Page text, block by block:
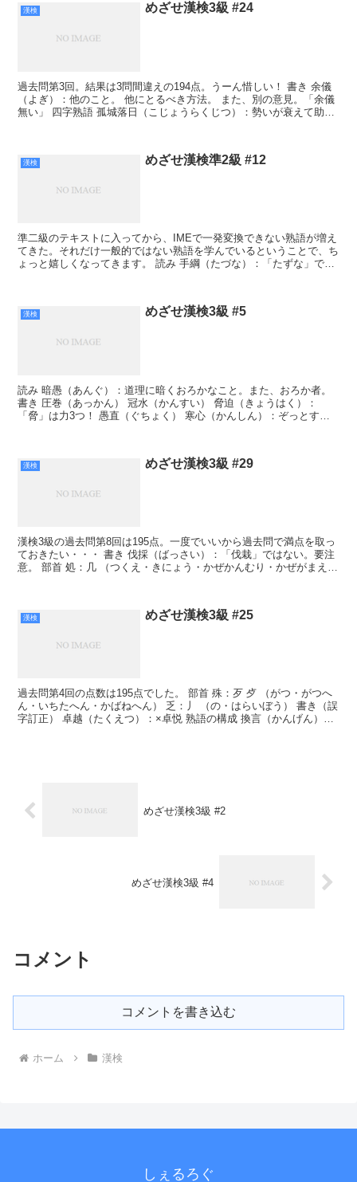
漢検 めざせ漢検3級 #24
過去問第3回。結果は3問間違えの194点。うーん惜しい！ 書き 余儀
（よぎ）：他のこと。 他にとるべき方法。 また、別の意見。「余儀
無い」 四字熟語 孤城落日（こじょうらくじつ）：勢いが衰えて助け
漢検 めざせ漢検準2級 #12
準二級のテキストに入ってから、IMEで一発変換できない熟語が増え
てきた。それだけ一般的ではない熟語を学んでいるということで、ち
ょっと嬉しくなってきます。 読み 手綱（たづな）：「たずな」では
漢検 めざせ漢検3級 #5
読み 暗愚（あんぐ）：道理に暗くおろかなこと。また、おろか者。
書き 圧巻（あっかん） 冠水（かんすい） 脅迫（きょうはく）：
「脅」は力3つ！ 愚直（ぐちょく） 寒心（かんしん）：ぞっとす
漢検 めざせ漢検3級 #29
漢検3級の過去問第8回は195点。一度でいいから過去問で満点を取っ
ておきたい・・・ 書き 伐採（ばっさい）：「伐栽」ではない。要注
意。 部首 処：几 （つくえ・きにょう・かぜかんむり・かぜがまえ）
漢検 めざせ漢検3級 #25
過去問第4回の点数は195点でした。 部首 殊：歹 歺 （がつ・がつへ
ん・いちたへん・かばねへん） 乏：丿 （の・はらいぼう） 書き（誤
字訂正） 卓越（たくえつ）：×卓悦 熟語の構成 換言（かんげん）：
めざせ漢検3級 #2
めざせ漢検3級 #4
コメント
コメントを書き込む
ホーム 漢検
しぇるろぐ